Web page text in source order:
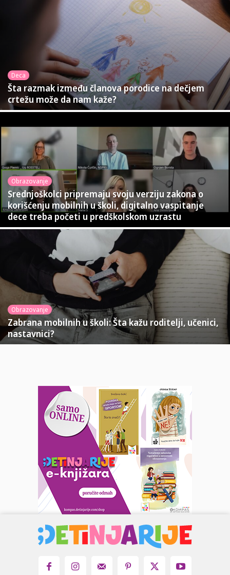
Deca
Šta razmak između članova porodice na dečjem
crtežu može da nam kaže?
Obrazovanje
Srednjoškolci pripremaju svoju verziju zakona o
korišćenju mobilnih u školi, digitalno vaspitanje
dece treba početi u predškolskom uzrastu
Obrazovanje
Zabrana mobilnih u školi: Šta kažu roditelji, učenici,
nastavnici?